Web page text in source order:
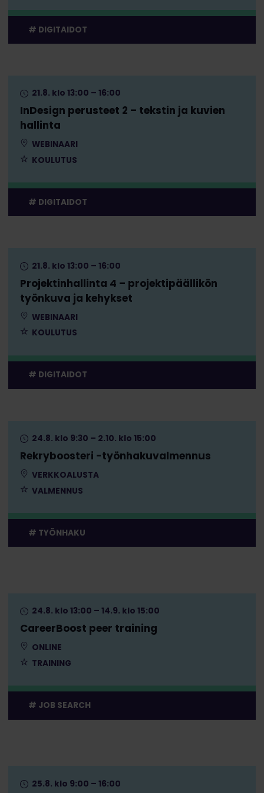
DIGITAIDOT
InDesign perusteet 2 – tekstin ja kuvien
hallinta
21.8. klo 13:00 – 16:00
WEBINAARI
KOULUTUS
DIGITAIDOT
Projektinhallinta 4 – projektipäällikön
työnkuva ja kehykset
21.8. klo 13:00 – 16:00
WEBINAARI
KOULUTUS
DIGITAIDOT
Rekryboosteri -työnhakuvalmennus
24.8. klo 9:30 – 2.10. klo 15:00
VERKKOALUSTA
VALMENNUS
TYÖNHAKU
CareerBoost peer training
24.8. klo 13:00 – 14.9. klo 15:00
ONLINE
TRAINING
JOB SEARCH
25.8. klo 9:00 – 16:00